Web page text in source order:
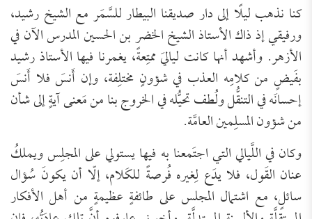
كنا نذهب ليلًا إلى دار صديقنا البيطار للسَّمَر مع الشيخ رشيد،
ورفيقي إذ ذاك الأستاذ الشيخ الخضر بن الحسين المدرس الآن في
الأزهر. وأشهد أنها كانت لياليَ ممتِعةً، يغمرنا فيها الأستاذ رشيد
بفَيضٍ من كلامِه العذب في شؤونٍ مختلِفة، وإن أَنسَ فلا أَنسَ
إحسانَه في التنقُّل ولُطف تحيُّله في الخروج بنا من مَعنى آيةٍ إلى شأن
من شؤون المسلِمين العامَّة.
وكان في اللَّيالي التي اجتَمعنا به فيها يستولي على المجلِس ويملكُ
عنان القَول، فلا يدَع لِغيره فُرصةً للكَلام، إلّا أن يكونَ سُؤال
سائلٍ، مع اشتمال المجلس على طائفةٍ عظيمةٍ من أهل الأفكار